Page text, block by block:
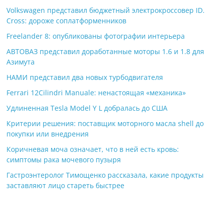
Volkswagen представил бюджетный электрокроссовер ID.
Cross: дороже соплатформенников
Freelander 8: опубликованы фотографии интерьера
АВТОВАЗ представил доработанные моторы 1.6 и 1.8 для
Азимута
НАМИ представил два новых турбодвигателя
Ferrari 12Cilindri Manuale: ненастоящая «механика»
Удлиненная Tesla Model Y L добралась до США
Критерии решения: поставщик моторного масла shell до
покупки или внедрения
Коричневая моча означает, что в ней есть кровь:
симптомы рака мочевого пузыря
Гастроэнтеролог Тимощенко рассказала, какие продукты
заставляют лицо стареть быстрее